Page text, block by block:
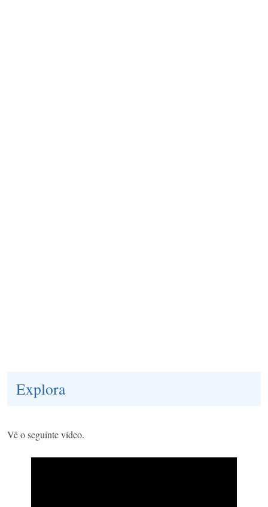
Explora
Vê o seguinte vídeo.